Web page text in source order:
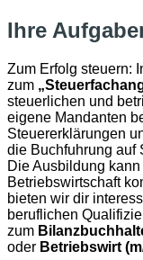
Ihre
Zum Erfolg steuern:
zum
steuerlichen und
eigene Mandanten
Steuererklärungen
die Buchfuhrung auf
Die Ausbildung
Betriebswirtschaft
bieten wir dir
beruflichen
zum
oder Betriebswirt